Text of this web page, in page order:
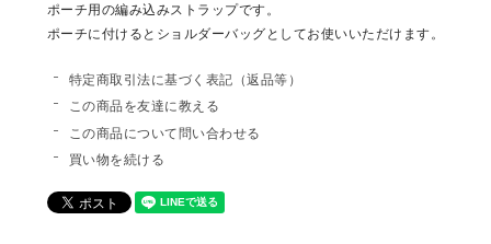
ポーチ用の編み込みストラップです。
ポーチに付けるとショルダーバッグとしてお使いいただけます。
特定商取引法に基づく表記（返品等）
この商品を友達に教える
この商品について問い合わせる
買い物を続ける